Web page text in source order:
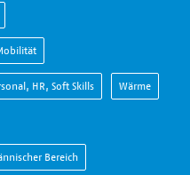
HR, Soft Skills Wärme
Bereich